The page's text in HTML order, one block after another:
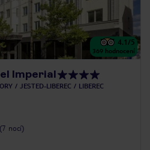
4.1/5
369 hodnocení
Imperial
JESTED-LIBEREC LIBEREC
(7 nocí)